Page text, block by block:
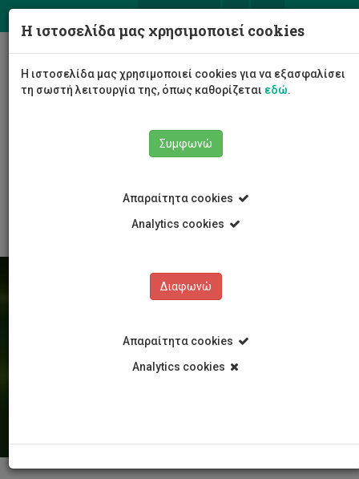
Αθλητικά Νέα & Εκδηλώσεις
Η ιστοσελίδα μας χρησιμοποιεί cookies
Η ιστοσελίδα μας χρησιμοποιεί cookies για να εξασφαλίσει
τη σωστή λειτουργία της, όπως καθορίζεται εδώ.
Συμφωνώ
Απαραίτητα cookies
Analytics cookies
Διαφωνώ
Απαραίτητα cookies
Analytics cookies